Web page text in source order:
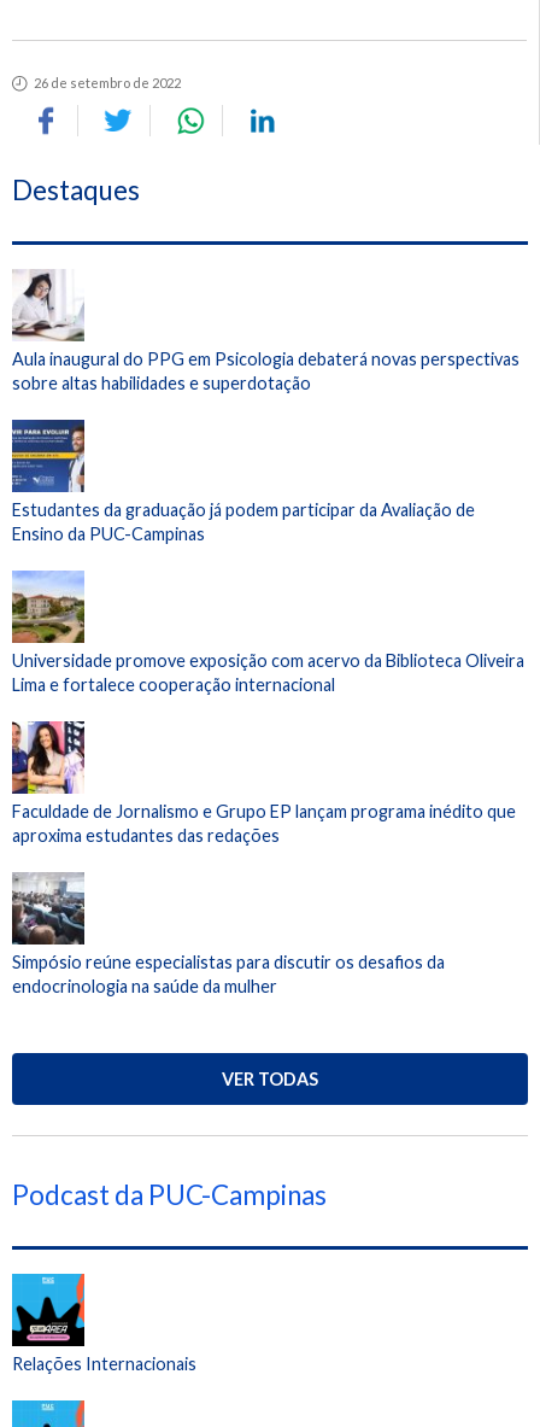
26 de setembro de 2022
Destaques
Aula inaugural do PPG em Psicologia debaterá novas perspectivas
sobre altas habilidades e superdotação
Estudantes da graduação já podem participar da Avaliação de
Ensino da PUC-Campinas
Universidade promove exposição com acervo da Biblioteca Oliveira
Lima e fortalece cooperação internacional
Faculdade de Jornalismo e Grupo EP lançam programa inédito que
aproxima estudantes das redações
Simpósio reúne especialistas para discutir os desafios da
endocrinologia na saúde da mulher
VER TODAS
Podcast da PUC-Campinas
Relações Internacionais